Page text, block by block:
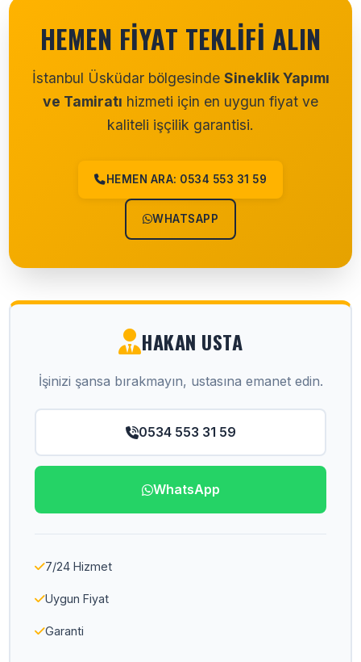
HEMEN FIYAT TEKLIFI ALIN
İstanbul Üsküdar bölgesinde Sineklik Yapımı
ve Tamiratı hizmeti için en uygun fiyat ve
kaliteli işçilik garantisi.
HEMEN ARA: 0534 553 31 59
WHATSAPP
HAKAN USTA
İşinizi şansa bırakmayın, ustasına emanet edin.
0534 553 31 59
WhatsApp
7/24 Hizmet
Uygun Fiyat
Garanti